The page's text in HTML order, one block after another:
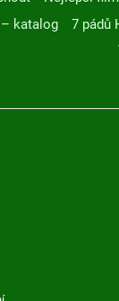
katalog
7 pádů